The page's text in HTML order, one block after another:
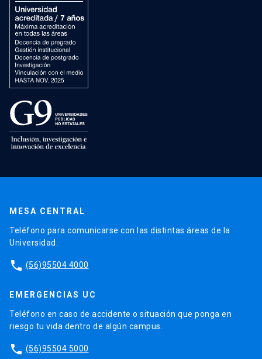
MESA CENTRAL
Teléfono para comunicarse con las distintas áreas de la
Universidad.
phone (56)95504 4000
EMERGENCIAS UC
Teléfono en caso de accidente o situación que ponga en
riesgo tu vida dentro de algún campus.
phone (56)95504 5000